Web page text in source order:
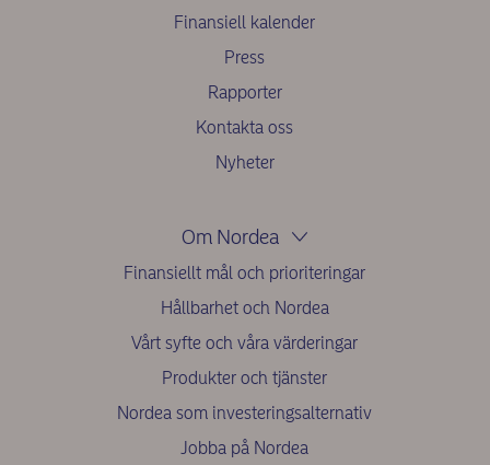
Finansiell kalender
Press
Rapporter
Kontakta oss
Nyheter
Om Nordea
Finansiellt mål och prioriteringar
Hållbarhet och Nordea
Vårt syfte och våra värderingar
Produkter och tjänster
Nordea som investeringsalternativ
Jobba på Nordea